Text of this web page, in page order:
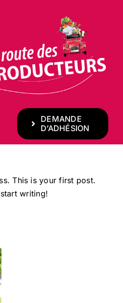
DEMANDE
D’ADHÉSION
This is your first post.
writing!